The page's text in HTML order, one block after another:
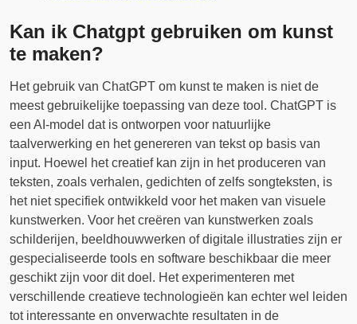
Kan ik Chatgpt gebruiken om kunst
te maken?
Het gebruik van ChatGPT om kunst te maken is niet de
meest gebruikelijke toepassing van deze tool. ChatGPT is
een AI-model dat is ontworpen voor natuurlijke
taalverwerking en het genereren van tekst op basis van
input. Hoewel het creatief kan zijn in het produceren van
teksten, zoals verhalen, gedichten of zelfs songteksten, is
het niet specifiek ontwikkeld voor het maken van visuele
kunstwerken. Voor het creëren van kunstwerken zoals
schilderijen, beeldhouwwerken of digitale illustraties zijn er
gespecialiseerde tools en software beschikbaar die meer
geschikt zijn voor dit doel. Het experimenteren met
verschillende creatieve technologieën kan echter wel leiden
tot interessante en onverwachte resultaten in de